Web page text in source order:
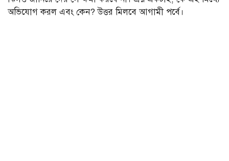
অভিযোগ করল এবং কেন? উত্তর মিলবে আগামী পর্বে।